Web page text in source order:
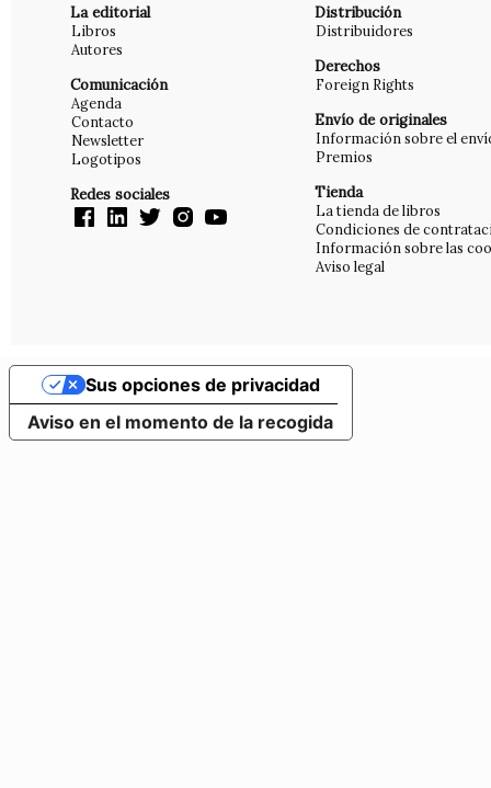
La editorial
Libros
Autores
Comunicación
Agenda
Contacto
Newsletter
Logotipos
Redes sociales
Distribución
Distribuidores
Derechos
Foreign Rights
Envío de originales
Información sobre el
Premios
Tienda
La tienda de libros
Condiciones de
Información sobre las
Aviso legal
Aviso en el momento de la recogida
Sus opciones de privacidad